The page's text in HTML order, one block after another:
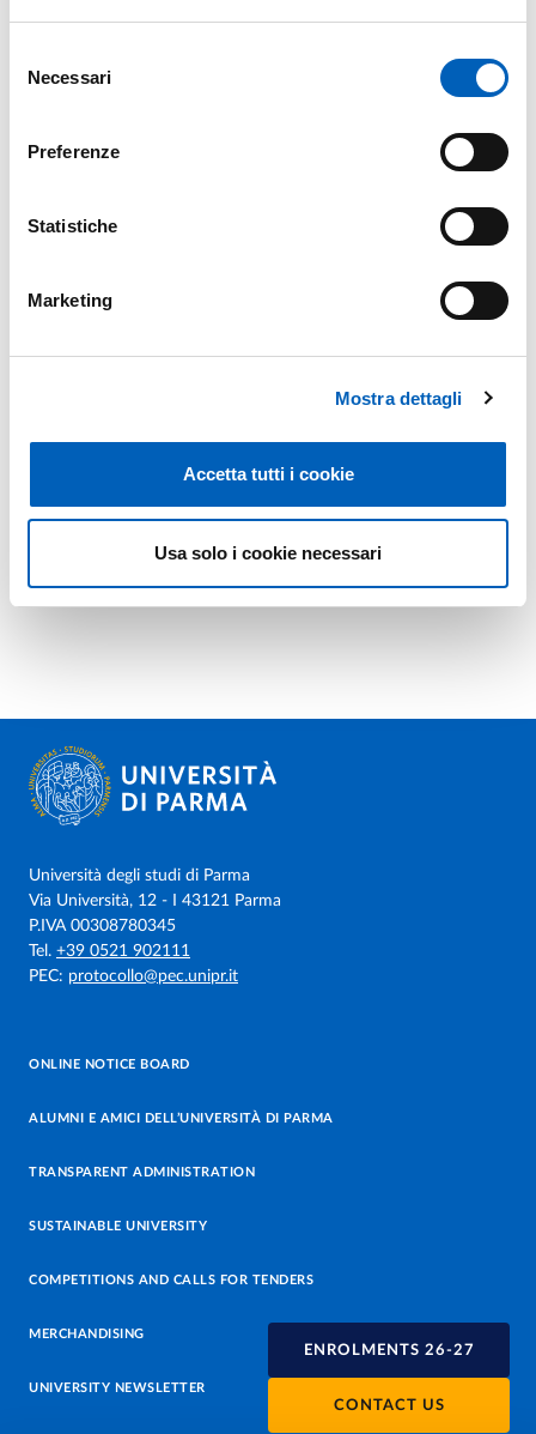
delNecessari
Preferenze
Statistiche
Marketing
Mostra dettagli
Accetta tutti i cookie
Usa solo i cookie necessari
ENROLMENTS 26-27
CONTACT US
Università degli studi di Parma
Via Università, 12 - I 43121 Parma
P.IVA 00308780345
Tel. +39 0521 902111
PEC: protocollo@pec.unipr.it
ONLINE NOTICE BOARD
ALUMNI E AMICI DELL’UNIVERSITÀ DI PARMA
TRANSPARENT ADMINISTRATION
SUSTAINABLE UNIVERSITY
COMPETITIONS AND CALLS FOR TENDERS
MERCHANDISING
UNIVERSITY NEWSLETTER